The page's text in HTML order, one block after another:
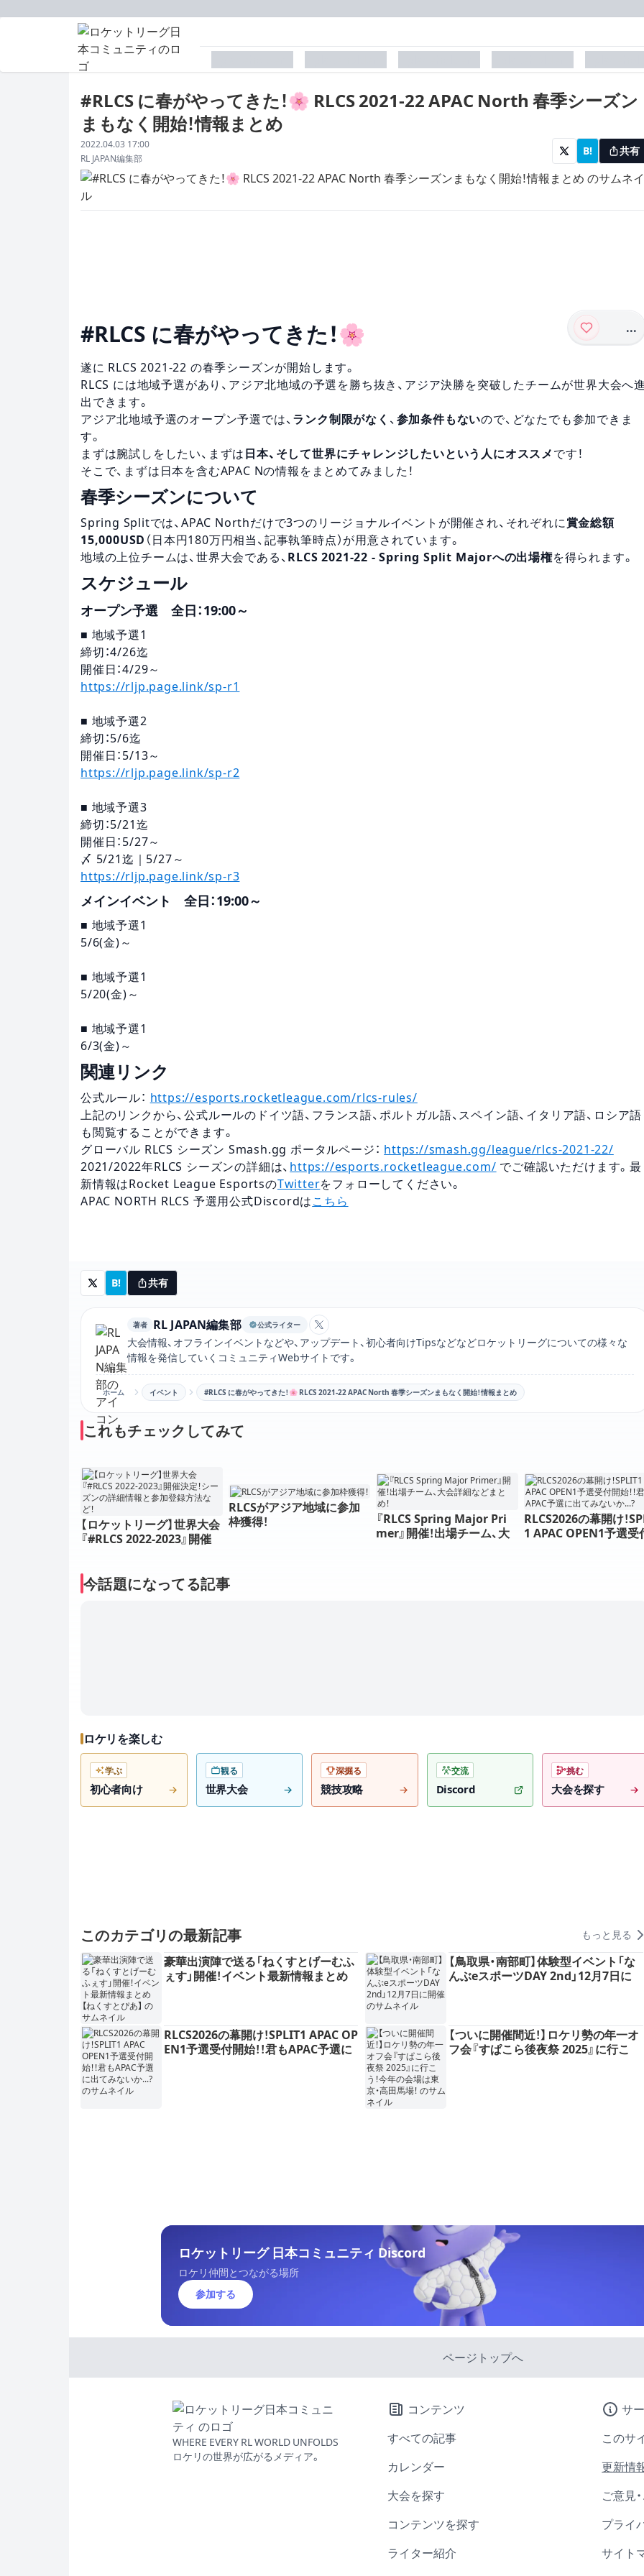
#RLCS に春がやってきた！🌸 RLCS 2021-22 APAC North 春季シーズン
まもなく開始！情報まとめ
配信日
2022.04.03 17:00
著者
RL JAPAN編集部
B! 共有
...
#RLCS に春がやってきた！🌸
遂に RLCS 2021-22 の春季シーズンが開始します。
RLCS には地域予選があり、アジア北地域の予選を勝ち抜き、アジア決勝を突破したチームが世界大会へ進
出できます。
アジア北地域予選のオープン予選では、 ランク制限がなく 、 参加条件もないので、どなたでも参加できま
す。
まずは腕試しをしたい、まずは 日本、そして世界にチャレンジしたいという人にオススメ です！
そこで、まずは日本を含むAPAC Nの情報をまとめてみました！
春季シーズンについて
Spring Splitでは、APAC Northだけで3つのリージョナルイベントが開催され、それぞれに 賞金総額
15,000USD （日本円180万円相当、記事執筆時点）が用意されています。
地域の上位チームは、世界大会である、 RLCS 2021-22 - Spring Split Majorへの出場権を得られます。
スケジュール
オープン予選 全日：19:00～
■ 地域予選1
締切：4/26迄
開催日：4/29～
https://rljp.page.link/sp-r1
■ 地域予選2
締切：5/6迄
開催日：5/13～
https://rljp.page.link/sp-r2
■ 地域予選3
締切：5/21迄
開催日：5/27～
〆 5/21迄｜5/27～
https://rljp.page.link/sp-r3
メインイベント 全日：19:00～
■ 地域予選1
5/6(金)～
■ 地域予選1
5/20(金)～
■ 地域予選1
6/3(金)～
関連リンク
公式ルール：
https://esports.rocketleague.com/rlcs-rules/
上記のリンクから、公式ルールのドイツ語、フランス語、ポルトガル語、スペイン語、イタリア語、ロシア語
も閲覧することができます。
グローバル RLCS シーズン Smash.gg ポータルページ： https://smash.gg/league/rlcs-2021-22/
2021/2022年RLCS シーズンの詳細は、 https://esports.rocketleague.com/ でご確認いただけます。最
新情報はRocket League EsportsのTwitterをフォローしてください。
APAC NORTH RLCS 予選用公式Discordは こちら
B! 共有
著者 RL JAPAN編集部 公式ライター
RL JAPAN編集部のXアカウントリンク
大会情報、オフラインイベントなどや、アップデート、初心者向けTipsなどなどロケットリーグについての様々な
情報を発信していくコミュニティWebサイトです。
ホーム イベント #RLCS に春がやってきた！🌸 RLCS 2021-22 APAC North 春季シーズンまもなく開始！情報まとめ
これもチェックしてみて
【ロケットリーグ】世界大会
『#RLCS 2022-2023』開催
RLCSがアジア地域に参加
枠獲得！
『RLCS Spring Major Pri
mer』開催！出場チーム、大
RLCS2026の幕開け！
1 APAC OPEN1予選受
今話題になってる記事
ロケリを楽しむ
学ぶ
初心者向け
観る
世界大会
深掘る
競技攻略
交流
Discord
挑む
大会を探す
このカテゴリの最新記事 もっと見る
豪華出演陣で送る「ねくすとげーむふ
ぇす」開催！イベント最新情報まとめ
【鳥取県・南部町】体験型イベント「な
んぶeスポーツDAY 2nd」12月7日に
RLCS2026の幕開け！SPLIT1 APAC OP
EN1予選受付開始！！君もAPAC予選に
【ついに開催間近！】ロケリ勢の年一オ
フ会『すぱこら後夜祭 2025』に行こ
ロケットリーグ 日本コミュニティ Discord
ロケリ仲間とつながる場所
参加する
ページトップへ
WHERE EVERY RL WORLD UNFOLDS
ロケリの世界が広がるメディア。
コンテンツ
すべての記事
カレンダー
大会を探す
コンテンツを探す
ライター紹介
サ
このサ
更新情
ご意見
プライ
サイト